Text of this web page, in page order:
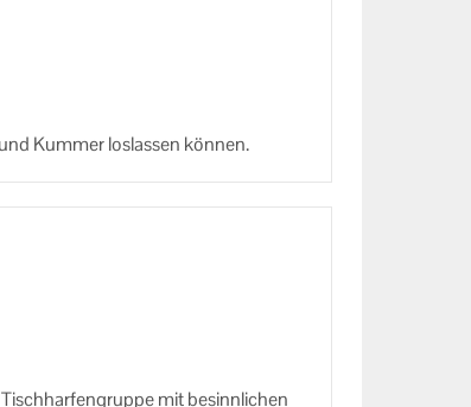
Kum­mer los­las­sen kön­nen.
mit be­sinn­li­chen